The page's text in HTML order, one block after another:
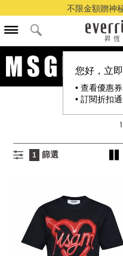
不限金額贈神
您好，立
• 查看優惠券
• 訂閱折扣
1
1 篩選